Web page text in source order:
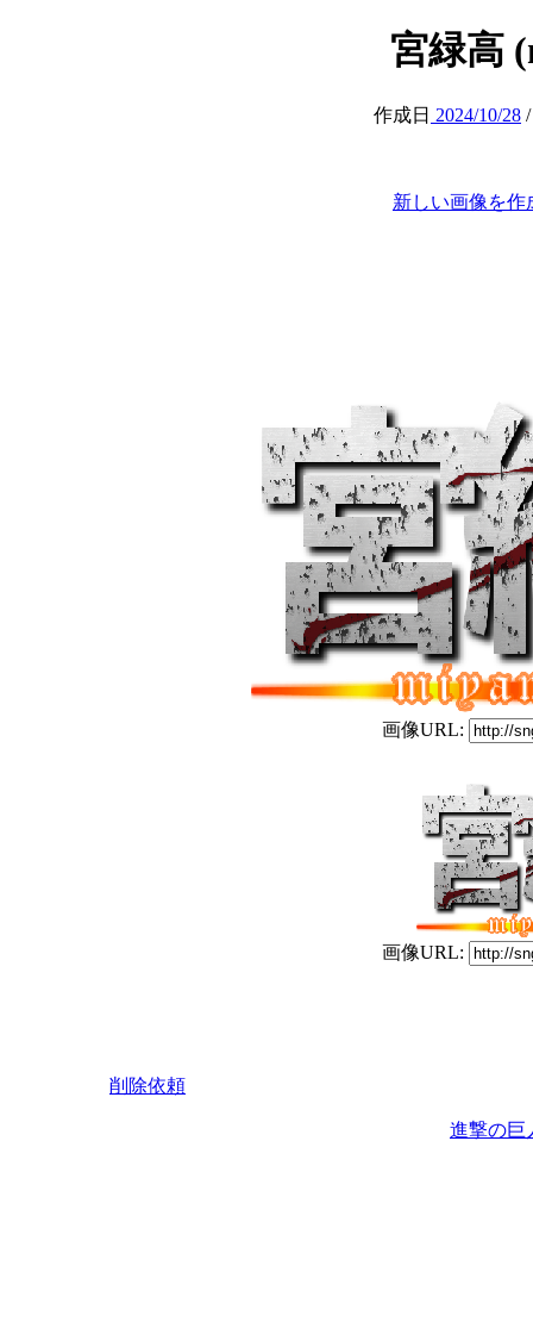
宮緑高
作成日 2024/10/28
新しい画像を作
画像URL:
画像URL:
削除依頼
進撃の巨